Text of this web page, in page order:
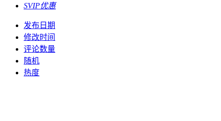
SVIP优惠
发布日期
修改时间
评论数量
随机
热度